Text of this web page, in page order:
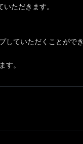
ただきます。
していただくことができ
す。